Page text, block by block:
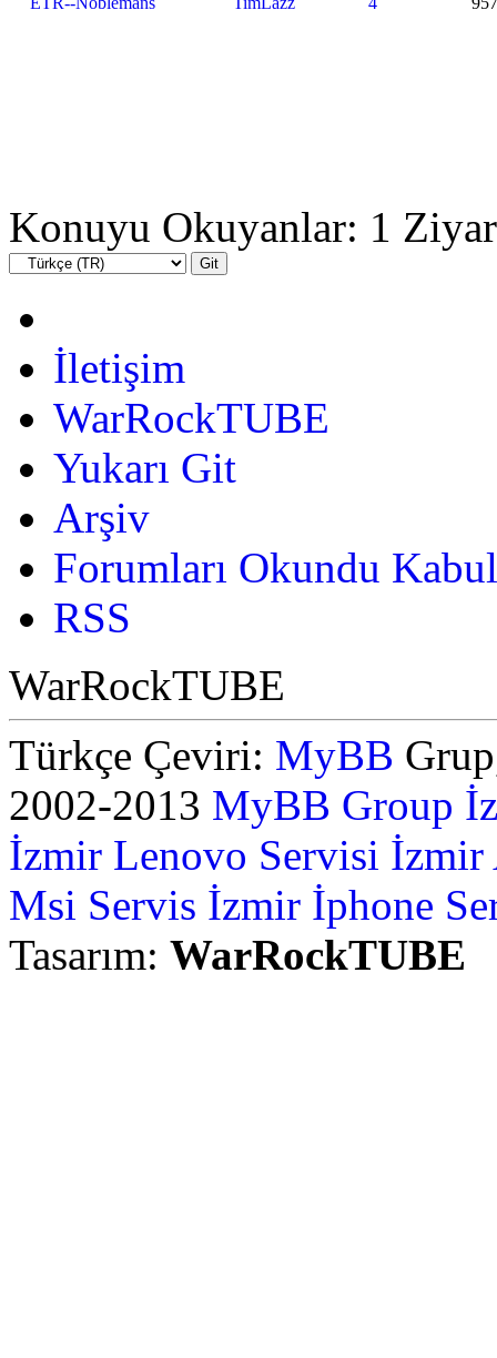
Konuyu Okuyanlar: 1
İletişim
WarRockTUBE
Yukarı Git
Arşiv
Forumları Okundu
RSS
WarRockTUBE
Türkçe Çeviri: MyBB
2002-2013 MyBB Group
İzmir Lenovo Servisi İzmir
Msi Servis İzmir İphone
Tasarım: WarRockTUBE